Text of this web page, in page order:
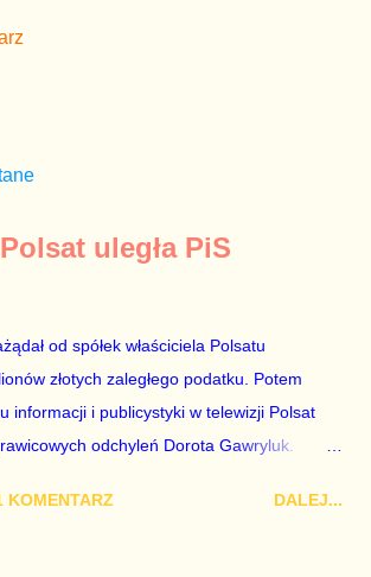
uległa PiS
od spółek właściciela Polsatu
złotych zaległego podatku. Potem
informacji i publicystyki w telewizji Polsat
odchyleń Dorota Gawryluk.
żona agenta SB, który jest obecnie
KOMENTARZ DALEJ...